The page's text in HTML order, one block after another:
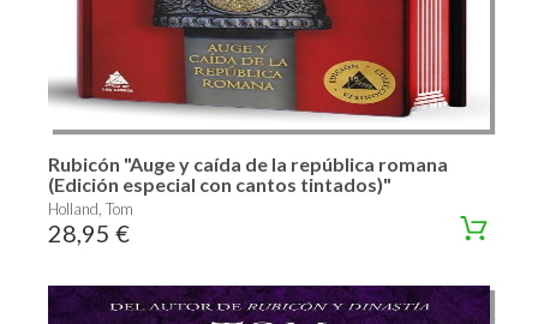
Rubicón "Auge y caída de la república romana
(Edición especial con cantos tintados)"
Holland, Tom
28,95 €